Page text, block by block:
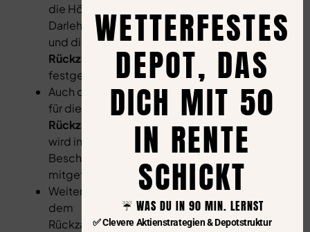
die Höhe des
Darlehensanteils
und die
Rückzahlungsraten
festgehalten.
Auch der Termin
für die
Rückzahlungsrate
wird in dem
Bescheid
mitgeteilt.
Weiter unten in
dem
Rückzahlungsbescheid
WETTERFESTES
DEPOT, DAS
DICH MIT 50
IN RENTE
SCHICKT
☔️ WAS DU IN 90 MIN. LERNST
✅ Clevere Aktienstrategien & Depotstruktur